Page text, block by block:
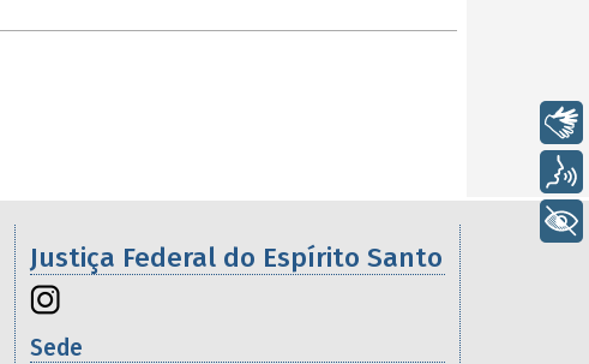
Justiça Federal do Espírito Santo
Sede
+ Acessibilidade